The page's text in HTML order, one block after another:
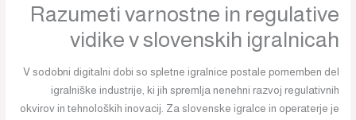
Razumeti varnostne in regulative
vidike v slovenskih igralnicah
V sodobni digitalni dobi so spletne igralnice postale pomemben del
igralniške industrije, ki jih spremlja nenehni razvoj regulativnih
okvirov in tehnoloških inovacij. Za slovenske igralce in operaterje je